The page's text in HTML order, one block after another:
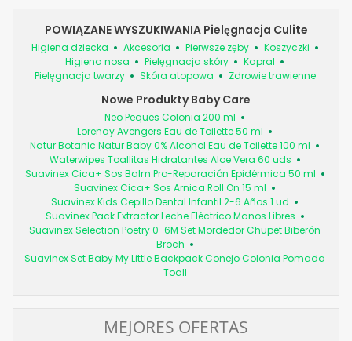
POWIĄZANE WYSZUKIWANIA Pielęgnacja Culite
Higiena dziecka Akcesoria Pierwsze zęby
Koszyczki
Higiena nosa
Pielęgnacja skóry
Kapral
Pielęgnacja twarzy
Skóra atopowa Zdrowie trawienne
Nowe Produkty Baby Care
Neo Peques Colonia 200 ml
Lorenay Avengers Eau de Toilette 50 ml
Natur Botanic Natur Baby 0% Alcohol Eau de Toilette 100 ml
Waterwipes Toallitas Hidratantes Aloe Vera 60 uds
Suavinex Cica+ Sos Balm Pro-Reparación Epidérmica 50 ml
Suavinex Cica+ Sos Arnica Roll On 15 ml
Suavinex Kids Cepillo Dental Infantil 2-6 Años 1 ud
Suavinex Pack Extractor Leche Eléctrico Manos Libres
Suavinex Selection Poetry 0-6M Set Mordedor Chupet Biberón
Broch
Suavinex Set Baby My Little Backpack Conejo Colonia Pomada
Toall
MEJORES OFERTAS